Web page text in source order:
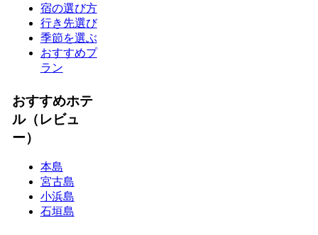
宿の選び方
行き先選び
季節を選ぶ
おすすめプ
ラン
おすすめホテ
ル（レビュ
ー）
本島
宮古島
小浜島
石垣島